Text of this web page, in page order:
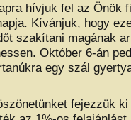
hívjuk fel az Önök
Kívánjuk, hogy
szakítani magának
Október 6-án
egy szál
fejezzük